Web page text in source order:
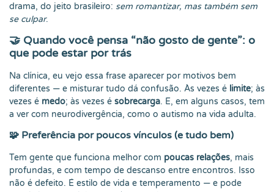
drama, do jeito brasileiro: sem romantizar, mas também sem
se culpar.
🤝 Quando você pensa “não gosto de gente”: o
que pode estar por trás
Na clínica, eu vejo essa frase aparecer por motivos bem
diferentes — e misturar tudo dá confusão. Às vezes é limite; às
vezes é medo; às vezes é sobrecarga. E, em alguns casos, tem
a ver com neurodivergência, como o autismo na vida adulta.
🧩 Preferência por poucos vínculos (e tudo bem)
Tem gente que funciona melhor com poucas relações, mais
profundas, e com tempo de descanso entre encontros. Isso
não é defeito. É estilo de vida e temperamento — e pode